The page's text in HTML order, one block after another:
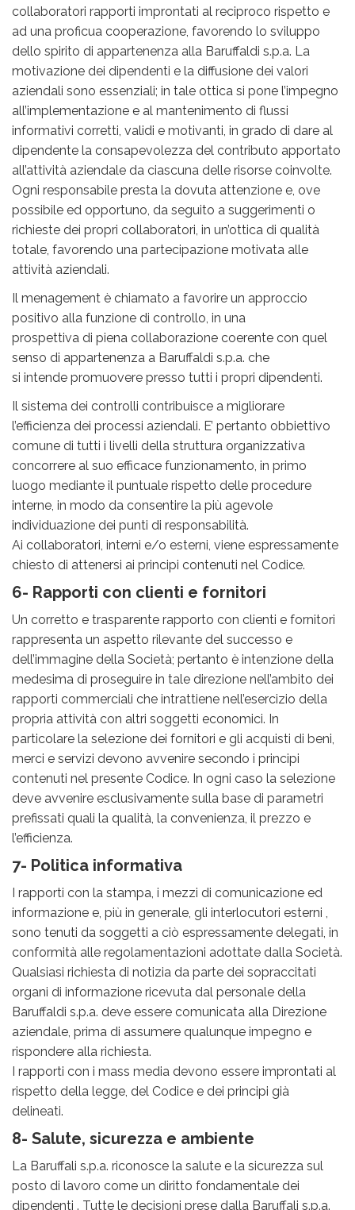
collaboratori rapporti improntati al reciproco rispetto e
ad una proficua cooperazione, favorendo lo sviluppo
dello spirito di appartenenza alla Baruffaldi s.p.a. La
motivazione dei dipendenti e la diffusione dei valori
aziendali sono essenziali; in tale ottica si pone l’impegno
all’implementazione e al mantenimento di flussi
informativi corretti, validi e motivanti, in grado di dare al
dipendente la consapevolezza del contributo apportato
all’attività aziendale da ciascuna delle risorse coinvolte.
Ogni responsabile presta la dovuta attenzione e, ove
possibile ed opportuno, da seguito a suggerimenti o
richieste dei propri collaboratori, in un’ottica di qualità
totale, favorendo una partecipazione motivata alle
attività aziendali.
Il menagement è chiamato a favorire un approccio
positivo alla funzione di controllo, in una
prospettiva di piena collaborazione coerente con quel
senso di appartenenza a Baruffaldi s.p.a. che
si intende promuovere presso tutti i propri dipendenti.
Il sistema dei controlli contribuisce a migliorare
l’efficienza dei processi aziendali. E’ pertanto obbiettivo
comune di tutti i livelli della struttura organizzativa
concorrere al suo efficace funzionamento, in primo
luogo mediante il puntuale rispetto delle procedure
interne, in modo da consentire la più agevole
individuazione dei punti di responsabilità.
Ai collaboratori, interni e/o esterni, viene espressamente
chiesto di attenersi ai principi contenuti nel Codice.
6- Rapporti con clienti e fornitori
Un corretto e trasparente rapporto con clienti e fornitori
rappresenta un aspetto rilevante del successo e
dell’immagine della Società; pertanto è intenzione della
medesima di proseguire in tale direzione nell’ambito dei
rapporti commerciali che intrattiene nell’esercizio della
propria attività con altri soggetti economici. In
particolare la selezione dei fornitori e gli acquisti di beni,
merci e servizi devono avvenire secondo i principi
contenuti nel presente Codice. In ogni caso la selezione
deve avvenire esclusivamente sulla base di parametri
prefissati quali la qualità, la convenienza, il prezzo e
l’efficienza.
7- Politica informativa
I rapporti con la stampa, i mezzi di comunicazione ed
informazione e, più in generale, gli interlocutori esterni ,
sono tenuti da soggetti a ciò espressamente delegati, in
conformità alle regolamentazioni adottate dalla Società.
Qualsiasi richiesta di notizia da parte dei sopraccitati
organi di informazione ricevuta dal personale della
Baruffaldi s.p.a. deve essere comunicata alla Direzione
aziendale, prima di assumere qualunque impegno e
rispondere alla richiesta.
I rapporti con i mass media devono essere improntati al
rispetto della legge, del Codice e dei principi già
delineati.
8- Salute, sicurezza e ambiente
La Baruffali s.p.a. riconosce la salute e la sicurezza sul
posto di lavoro come un diritto fondamentale dei
dipendenti . Tutte le decisioni prese dalla Baruffali s.p.a.